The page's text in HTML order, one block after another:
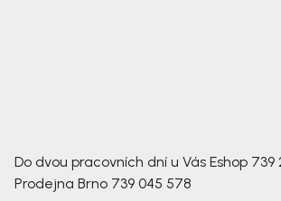
Do dvou pracovních dní u Vás Eshop 739
Prodejna Brno 739 045 578